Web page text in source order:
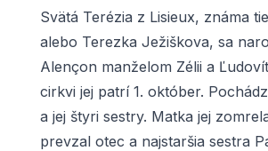
Svätá Terézia z Lisieux, známa
alebo Terezka Ježiškova, sa
Alençon manželom Zélii a
cirkvi jej patrí 1. október.
a jej štyri sestry. Matka jej
prevzal otec a najstaršia sestra